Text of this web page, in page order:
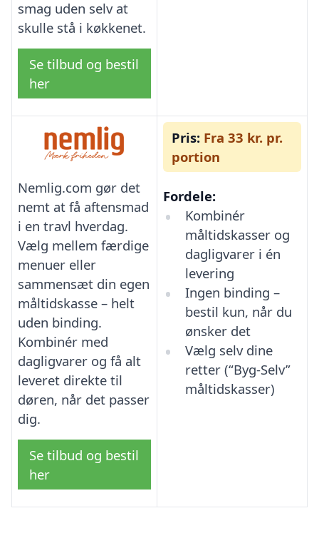
smag uden selv at
skulle stå i køkkenet.
Se tilbud og bestil
her
Nemlig.com gør det
nemt at få aftensmad
i en travl hverdag.
Vælg mellem færdige
menuer eller
sammensæt din egen
måltidskasse – helt
uden binding.
Kombinér med
dagligvarer og få alt
leveret direkte til
døren, når det passer
dig.
Se tilbud og bestil
her
Pris: Fra 33 kr. pr.
portion
Fordele:
Kombinér
måltidskasser og
dagligvarer i én
levering
Ingen binding –
bestil kun, når du
ønsker det
Vælg selv dine
retter (“Byg-Selv”
måltidskasser)